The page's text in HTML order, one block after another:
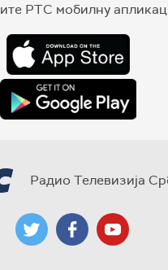
РТС мобилну
Радио Телевизија